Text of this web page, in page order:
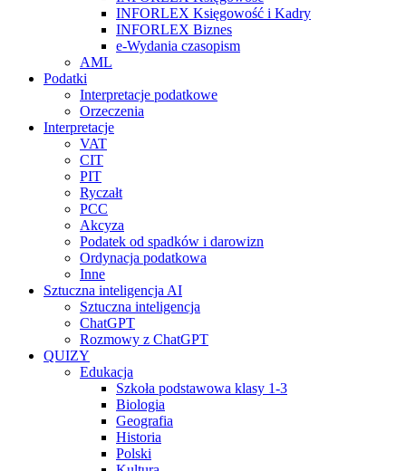
INFORLEX Księgowość i Kadry
INFORLEX Biznes
e-Wydania czasopism
AML
Podatki
Interpretacje podatkowe
Orzeczenia
Interpretacje
VAT
CIT
PIT
Ryczałt
PCC
Akcyza
Podatek od spadków i darowizn
Ordynacja podatkowa
Inne
Sztuczna inteligencja AI
Sztuczna inteligencja
ChatGPT
Rozmowy z ChatGPT
QUIZY
Edukacja
Szkoła podstawowa klasy 1-3
Biologia
Geografia
Historia
Polski